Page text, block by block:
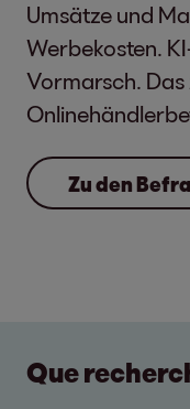
Umsätze und
Werbekosten.
Vormarsch.
Zu den
Que